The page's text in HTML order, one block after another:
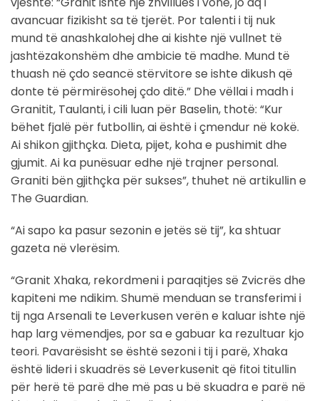
avancuar fizikisht sa të tjerët. Por talenti i tij nuk
mund të anashkalohej dhe ai kishte një vullnet të
jashtëzakonshëm dhe ambicie të madhe. Mund të
thuash në çdo seancë stërvitore se ishte dikush që
donte të përmirësohej çdo ditë.” Dhe vëllai i madh i
Granitit, Taulanti, i cili luan për Baselin, thotë: “Kur
bëhet fjalë për futbollin, ai është i çmendur në kokë.
Ai shikon gjithçka. Dieta, pijet, koha e pushimit dhe
gjumit. Ai ka punësuar edhe një trajner personal.
Graniti bën gjithçka për sukses”, thuhet në artikullin e
The Guardian.
“Ai sapo ka pasur sezonin e jetës së tij”, ka shtuar
gazeta në vlerësim.
“Granit Xhaka, rekordmeni i paraqitjes së Zvicrës dhe
kapiteni me ndikim. Shumë menduan se transferimi i
tij nga Arsenali te Leverkusen verën e kaluar ishte një
hap larg vëmendjes, por sa e gabuar ka rezultuar kjo
teori. Pavarësisht se është sezoni i tij i parë, Xhaka
është lideri i skuadrës së Leverkusenit që fitoi titullin
për herë të parë dhe më pas u bë skuadra e parë në